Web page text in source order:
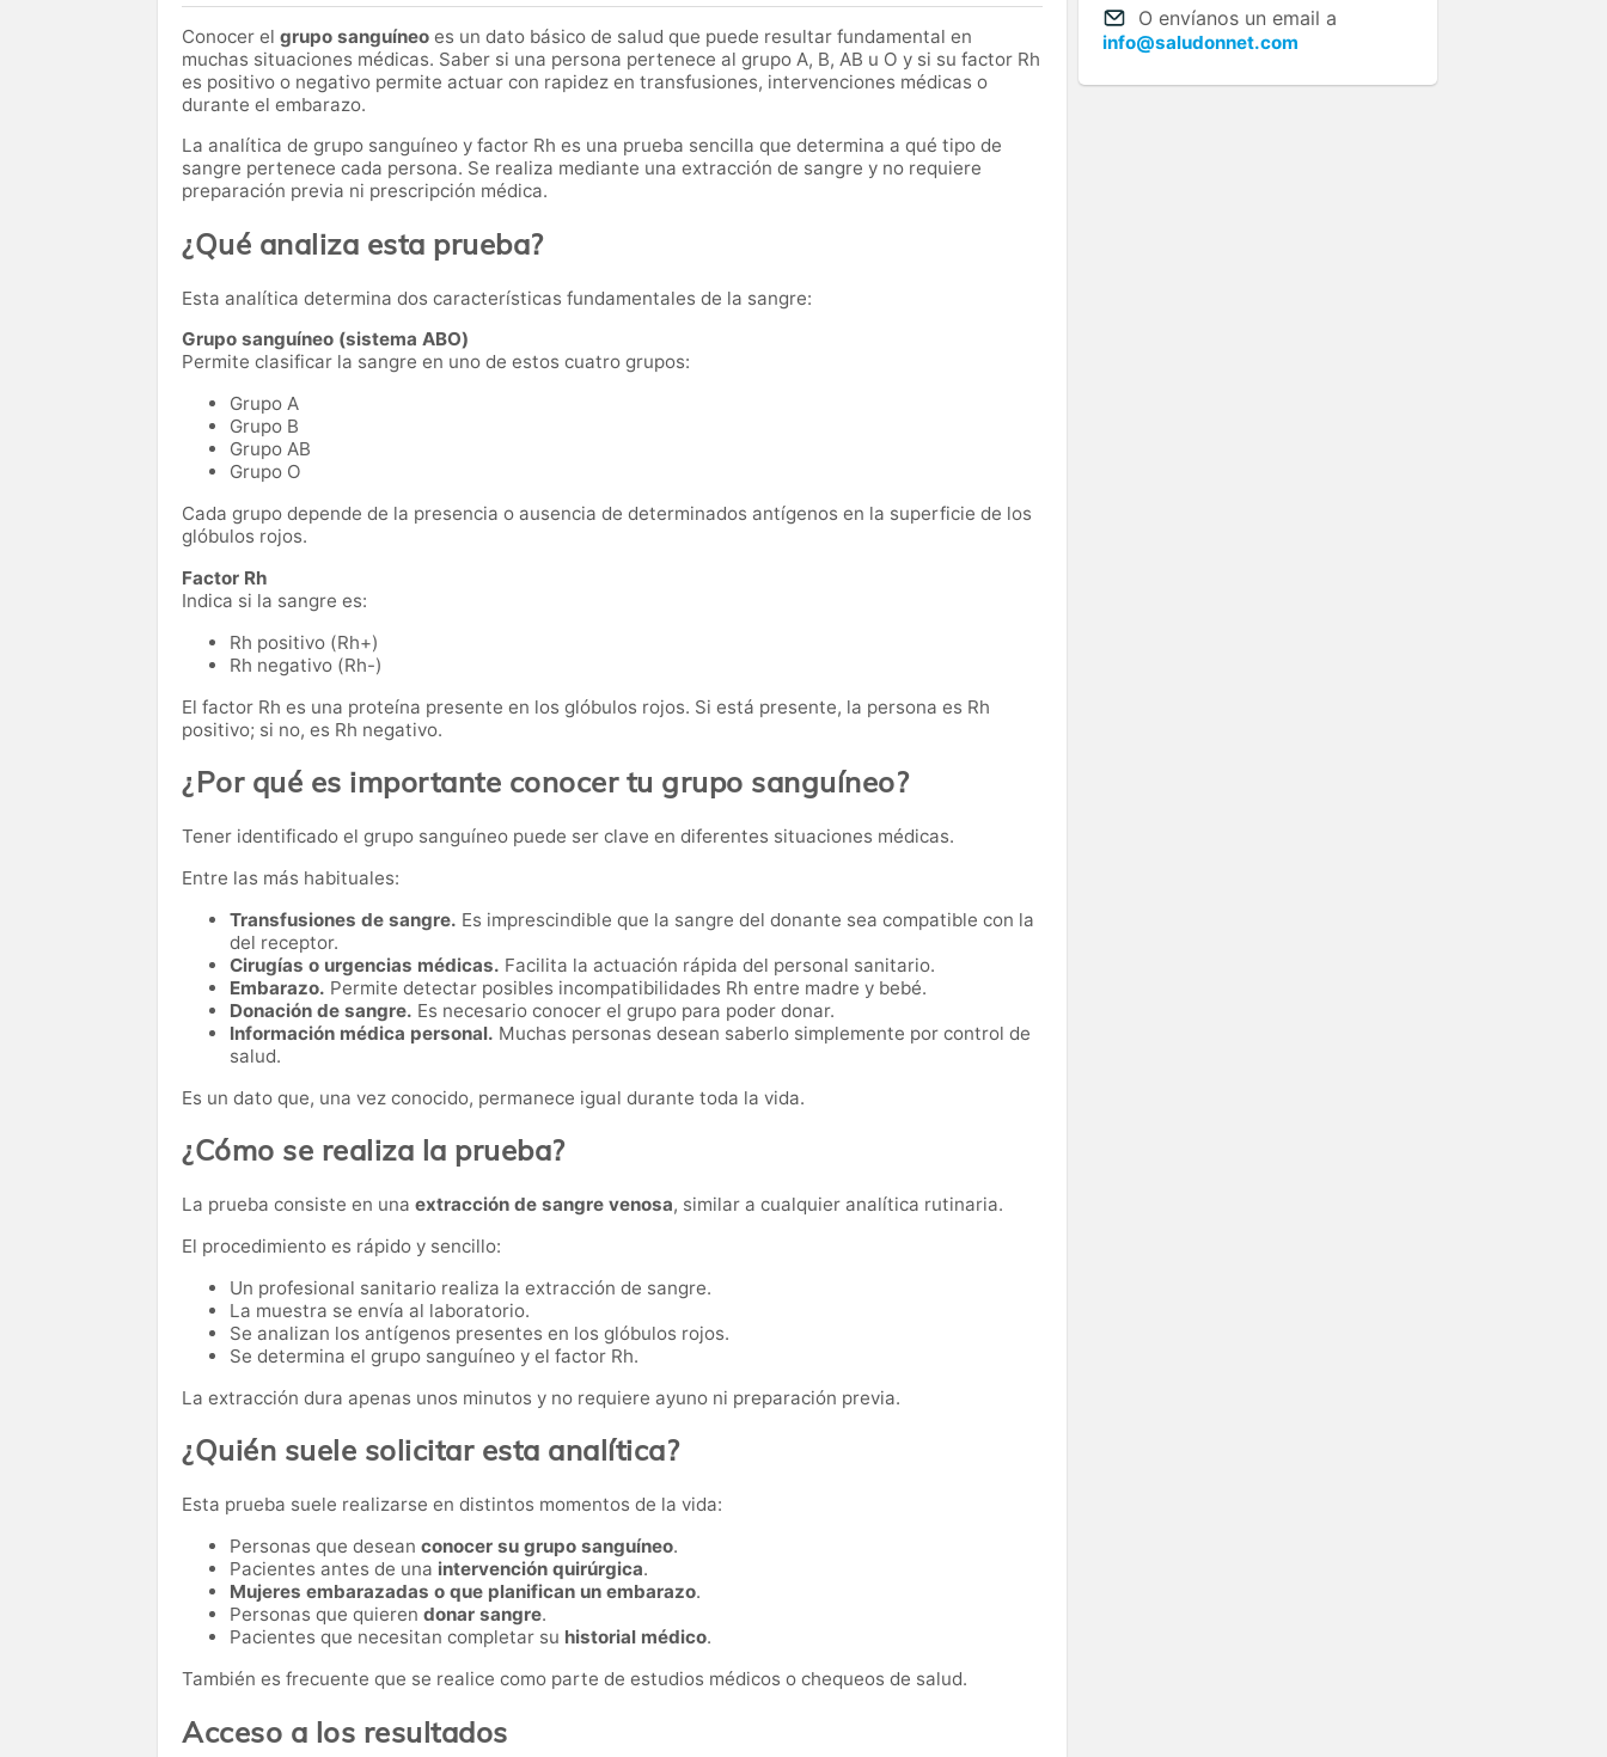
Conocer el grupo sanguíneo es un dato básico de salud que puede resultar fundamental en
muchas situaciones médicas. Saber si una persona pertenece al grupo A, B, AB u O y si su factor Rh
es positivo o negativo permite actuar con rapidez en transfusiones, intervenciones médicas o
durante el embarazo.
La analítica de grupo sanguíneo y factor Rh es una prueba sencilla que determina a qué tipo de
sangre pertenece cada persona. Se realiza mediante una extracción de sangre y no requiere
preparación previa ni prescripción médica.
¿Qué analiza esta prueba?
Esta analítica determina dos características fundamentales de la sangre:
Grupo sanguíneo (sistema ABO)
Permite clasificar la sangre en uno de estos cuatro grupos:
Grupo A
Grupo B
Grupo AB
Grupo O
Cada grupo depende de la presencia o ausencia de determinados antígenos en la superficie de los
glóbulos rojos.
Factor Rh
Indica si la sangre es:
Rh positivo (Rh+)
Rh negativo (Rh-)
El factor Rh es una proteína presente en los glóbulos rojos. Si está presente, la persona es Rh
positivo; si no, es Rh negativo.
¿Por qué es importante conocer tu grupo sanguíneo?
Tener identificado el grupo sanguíneo puede ser clave en diferentes situaciones médicas.
Entre las más habituales:
Transfusiones de sangre. Es imprescindible que la sangre del donante sea compatible con la
del receptor.
Cirugías o urgencias médicas. Facilita la actuación rápida del personal sanitario.
Embarazo. Permite detectar posibles incompatibilidades Rh entre madre y bebé.
Donación de sangre. Es necesario conocer el grupo para poder donar.
Información médica personal. Muchas personas desean saberlo simplemente por control de
salud.
Es un dato que, una vez conocido, permanece igual durante toda la vida.
¿Cómo se realiza la prueba?
La prueba consiste en una extracción de sangre venosa, similar a cualquier analítica rutinaria.
El procedimiento es rápido y sencillo:
Un profesional sanitario realiza la extracción de sangre.
La muestra se envía al laboratorio.
Se analizan los antígenos presentes en los glóbulos rojos.
Se determina el grupo sanguíneo y el factor Rh.
La extracción dura apenas unos minutos y no requiere ayuno ni preparación previa.
¿Quién suele solicitar esta analítica?
Esta prueba suele realizarse en distintos momentos de la vida:
Personas que desean conocer su grupo sanguíneo.
Pacientes antes de una intervención quirúrgica.
Mujeres embarazadas o que planifican un embarazo.
Personas que quieren donar sangre.
Pacientes que necesitan completar su historial médico.
También es frecuente que se realice como parte de estudios médicos o chequeos de salud.
Acceso a los resultados
O envíanos un email a
info@saludonnet.com